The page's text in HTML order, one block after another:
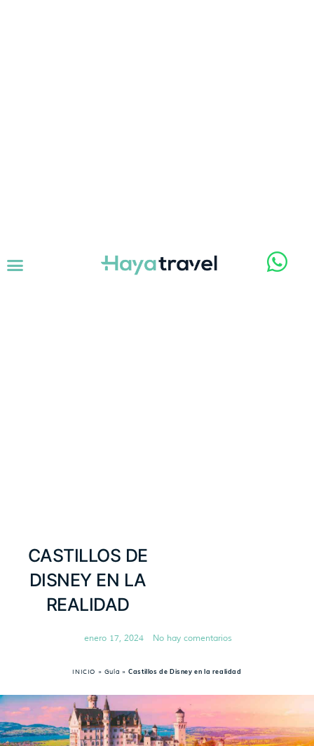
CASTILLOS DE
DISNEY EN LA
REALIDAD
enero 17, 2024 No hay comentarios
INICIO » Guía »Castillos de Disney en la realidad